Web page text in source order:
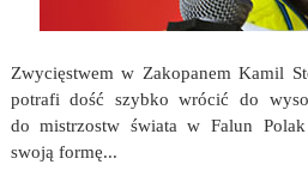
Zwycięstwem w Zakopanem Kamil
potrafi dość szybko wrócić do
do mistrzostw świata w Falun
swoją formę...